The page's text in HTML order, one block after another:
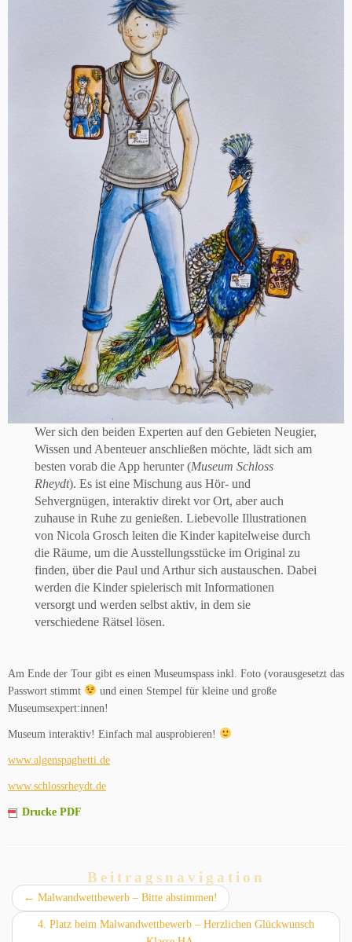
Wer sich den beiden Experten auf den Gebieten Neugier,
Wissen und Abenteuer anschließen möchte, lädt sich am
besten vorab die App herunter (Museum Schloss
Rheydt). Es ist eine Mischung aus Hör- und
Sehvergnügen, interaktiv direkt vor Ort, aber auch
zuhause in Ruhe zu genießen. Liebevolle Illustrationen
von Nicola Grosch leiten die Kinder kapitelweise durch
die Räume, um die Ausstellungsstücke im Original zu
finden, über die Paul und Arthur sich austauschen. Dabei
werden die Kinder spielerisch mit Informationen
versorgt und werden selbst aktiv, in dem sie
verschiedene Rätsel lösen.
Am Ende der Tour gibt es einen Museumspass inkl. Foto (vorausgesetzt das
Passwort stimmt
und einen Stempel für kleine und große
Museumsexpert:innen!
Museum interaktiv! Einfach mal ausprobieren!
www.algenspaghetti.de
www.schlossrheydt.de
Drucke PDF
Beitragsnavigation
← Malwandwettbewerb – Bitte abstimmen!
4. Platz beim Malwandwettbewerb – Herzlichen Glückwunsch